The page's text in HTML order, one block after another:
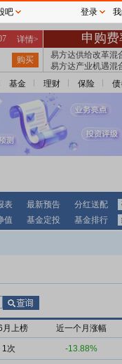
基金 理财 保险
表 最新预告 分红送配
值 基金定投 基金排行
月上榜 近一个月涨幅
1次 -13.88%
吧 登录